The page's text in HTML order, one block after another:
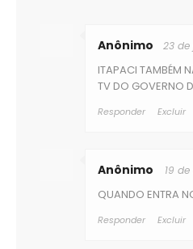
Anônimo 19
QUANDO ENTRA
Responder Excluir
Anônimo 23 de
ITAPACI TAMBÉM
TV DO GOVERNO
Responder Excluir